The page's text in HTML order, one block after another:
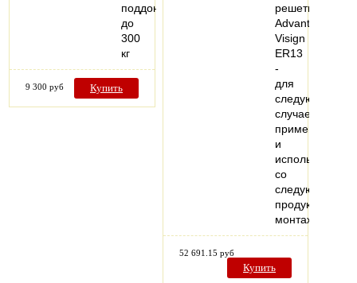
поддон
до
300
кг
9 300 руб Купить
решеткой
Advantix
Visign
ER13
-
для
следующих
случаев
применения
и
использования
со
следующей
продукцией:
монтаж…
52 691.15 руб
Купить